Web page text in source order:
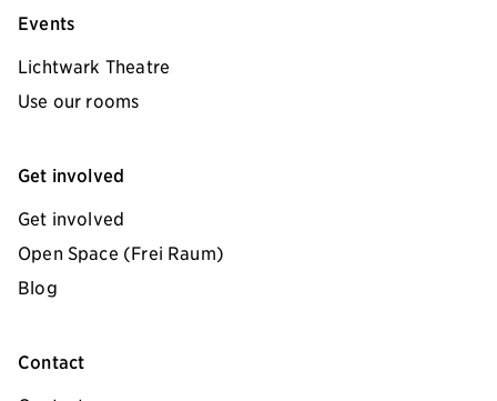
Events
Lichtwark Theatre
Use our rooms
Get involved
Get involved
Open Space (Frei Raum)
Blog
Contact